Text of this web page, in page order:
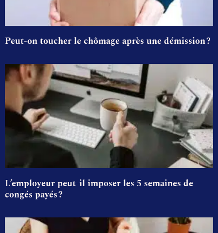
Peut-on toucher le chômage après une démission ?
L’employeur peut-il imposer les 5 semaines de
congés payés ?